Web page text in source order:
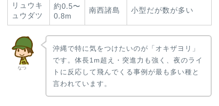
リュウキ
ュウダツ
約0.5〜
0.8m
南西諸島 小型だが数が多い
なつ
沖縄で特に気をつけたいのが「オキザヨリ」
です。体長1m超え・突進力も強く、夜のライ
トに反応して飛んでくる事例が最も多い種と
言われています。